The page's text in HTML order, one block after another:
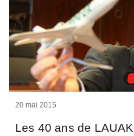
20 mai 2015
Les 40 ans de LAUAK